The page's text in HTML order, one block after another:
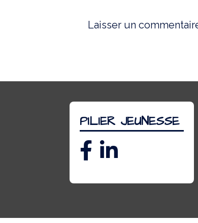
PILIER JEUNESSE